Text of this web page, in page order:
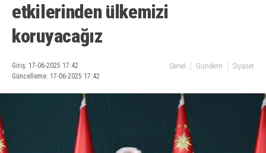
etkilerinden ülkemizi
koruyacağız
Giriş: 17-06-2025 17:42
Güncelleme: 17-06-2025 17:42
Genel Gündem Siyaset